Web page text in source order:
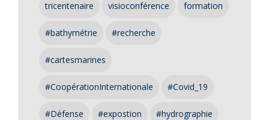
tricentenaire visioconférence formation
#bathymétrie #recherche
#cartesmarines
#CoopérationInternationale #Covid_19
#Défense #expostion #hydrographie